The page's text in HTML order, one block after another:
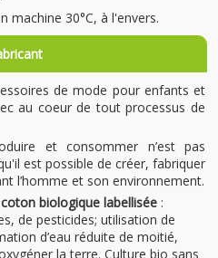
machine 30°C, à l'envers.
de mode pour enfants et
au coeur de tout processus de
et consommer n’est pas
est possible de créer, fabriquer
l’homme et son environnement.
biologique labellisée :
de pesticides; utilisation de
d’eau réduite de moitié,
la terre. Culture bio sans